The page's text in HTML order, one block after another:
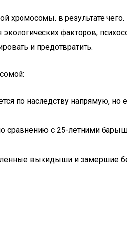
хромосомы, в результате
факторов,
и предотвратить.
по наследству напрямую,
сравнению с 25-летними
выкидыши и замершие